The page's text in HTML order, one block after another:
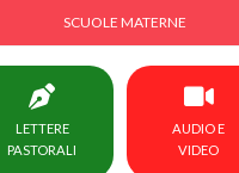
SCUOLE MATERNE
LETTERE
PASTORALI
AUDIO E
VIDEO